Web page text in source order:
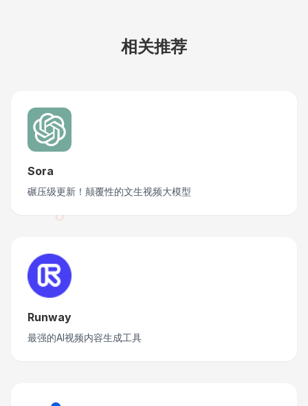
相关推荐
Sora
碾压级更新！颠覆性的文生视频大模型
Runway
最强的AI视频内容生成工具